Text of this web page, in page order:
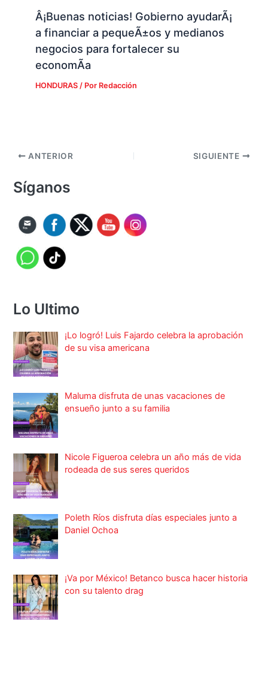
Â¡Buenas noticias! Gobierno ayudarÃ¡
a financiar a pequeÃ±os y medianos
negocios para fortalecer su
economÃ­a
HONDURAS/ Por Redacción
ANTERIOR SIGUIENTE
Síganos
Lo Ultimo
¡Lo logró! Luis Fajardo celebra la aprobación
de su visa americana
Maluma disfruta de unas vacaciones de
ensueño junto a su familia
Nicole Figueroa celebra un año más de vida
rodeada de sus seres queridos
Poleth Ríos disfruta días especiales junto a
Daniel Ochoa
¡Va por México! Betanco busca hacer historia
con su talento drag